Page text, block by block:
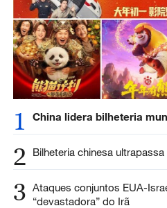
1 China lidera bilheteria
2 Bilheteria chinesa
3 Ataques conjuntos EUA-
“devastadora” do Irã